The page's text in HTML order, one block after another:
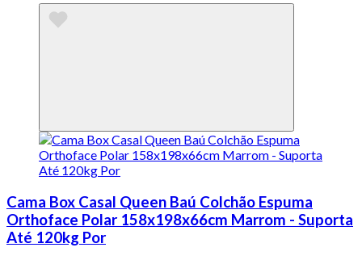
Cama Box Casal Queen Baú Colchão Espuma
Orthoface Polar 158x198x66cm Marrom - Suporta
Até 120kg Por